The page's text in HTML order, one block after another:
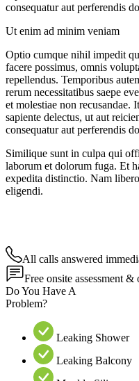
consequatur aut perferendis
Ut enim ad minim veniam
Optio cumque nihil impedit
facere possimus, omnis
repellendus. Temporibus
rerum necessitatibus saepe
et molestiae non recusandae.
sapiente delectus, ut aut
consequatur aut perferendis
Similique sunt in culpa qui
laborum et dolorum fuga. Et
expedita distinctio. Nam
eligendi.
All calls answered
Free onsite assessment
Do You Have A
Problem?
Leaking Shower
Leaking Balcony